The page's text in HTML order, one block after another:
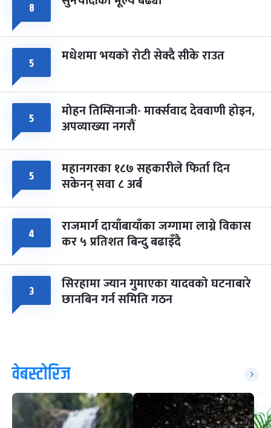
८
५ मधेशमा भयको रोटी सेक्दै सीके राउत
५ मोहन तिम्सिनाजी- मार्क्सवाद देववाणी होइन,
अपव्याख्या नगरौं
५ महानगरका १८७ सहकारीले फिर्ता दिन
सकेनन् सवा ८ अर्ब
४ राजमार्ग दायाँबायाँका जग्गामा लाग्ने विकास
कर ५ प्रतिशत बिन्दु बढाइँदै
३ सिरहामा ज्यान गुमाएका यादवको घटनाबारे
छानबिन गर्न समिति गठन
वेबस्टोरिज